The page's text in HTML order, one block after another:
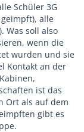
Schüler 3G
alle
Was soll also
wenn die
wurden und sie
Kontakt an der
ist das
Ort als auf dem
gibt es